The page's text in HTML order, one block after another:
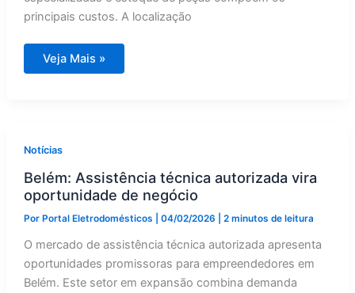
principais custos. A localização
Belém:
Assistência
Veja Mais »
Notícias
Belém: Assistência técnica autorizada vira
oportunidade de negócio
Por Portal Eletrodomésticos 04/02/2026 2 minutos de leitura
O mercado de assistência técnica autorizada apresenta
oportunidades promissoras para empreendedores em
Belém. Este setor em expansão combina demanda